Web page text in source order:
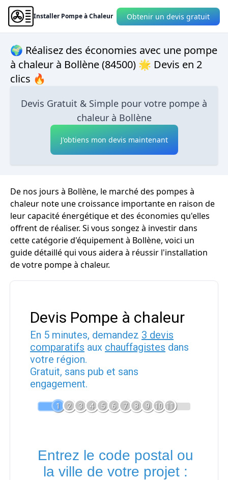
Installer Pompe à Chaleur Obtenir un devis gratuit
🌍 Réalisez des économies avec une pompe
à chaleur à Bollène (84500) 🌟 Devis en 2
clics 🔥
Devis Gratuit & Simple pour votre pompe à
chaleur à Bollène
J'obtiens mon devis maintenant
De nos jours à Bollène, le marché des pompes à
chaleur note une croissance importante en raison de
leur capacité énergétique et des économies qu'elles
offrent de réaliser. Si vous songez à investir dans
cette catégorie d'équipement à Bollène, voici un
guide détaillé qui vous aidera à réussir l'installation
de votre pompe à chaleur.
Devis Pompe à chaleur
En 5 minutes, demandez 3 devis
comparatifs aux chauffagistes dans
votre région.
Gratuit, sans pub et sans
engagement.
1 2 3 4 5 6 7 8 9 10 11
Entrez le code postal ou
la ville de votre projet :